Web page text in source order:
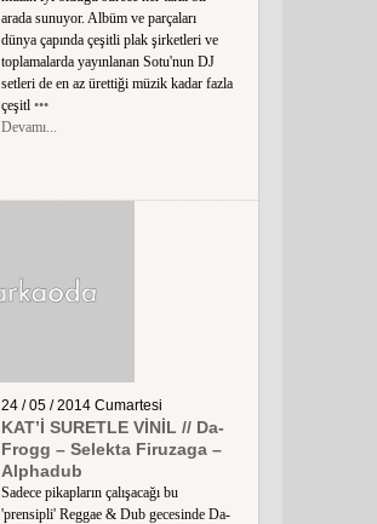
arada sunuyor. Albüm ve parçaları
dünya çapında çeşitli plak şirketleri ve
toplamalarda yayınlanan Sotu'nun DJ
setleri de en az ürettiği müzik kadar fazla
çeşitl •••
Devamı...
24 / 05 / 2014 Cumartesi
KAT’İ SURETLE VİNİL // Da-
Frogg – Selekta Firuzaga –
Alphadub
Sadece pikapların çalışacağı bu
'prensipli' Reggae & Dub gecesinde Da-